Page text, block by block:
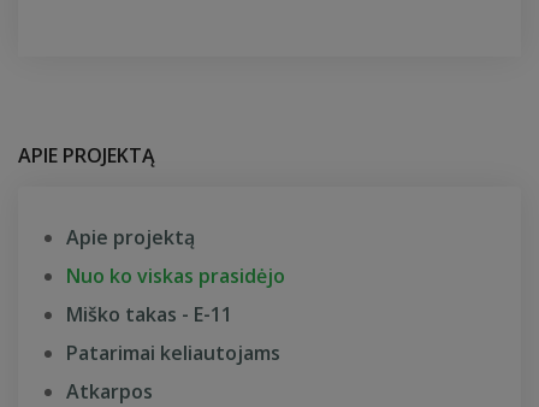
APIE PROJEKTĄ
Apie projektą
Nuo ko viskas prasidėjo
Miško takas - E-11
Patarimai keliautojams
Atkarpos